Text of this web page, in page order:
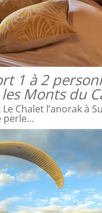
1 à 2
Monts du
Chalet l’anorak à
perle…